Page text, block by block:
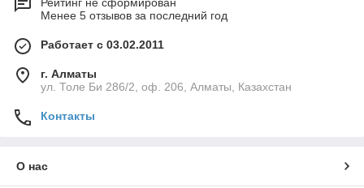
Рейтинг не сформирован
Менее 5 отзывов за последний год
Работает с 03.02.2011
г. Алматы
ул. Толе Би 286/2, оф. 206, Алматы, Казахстан
Контакты
О нас